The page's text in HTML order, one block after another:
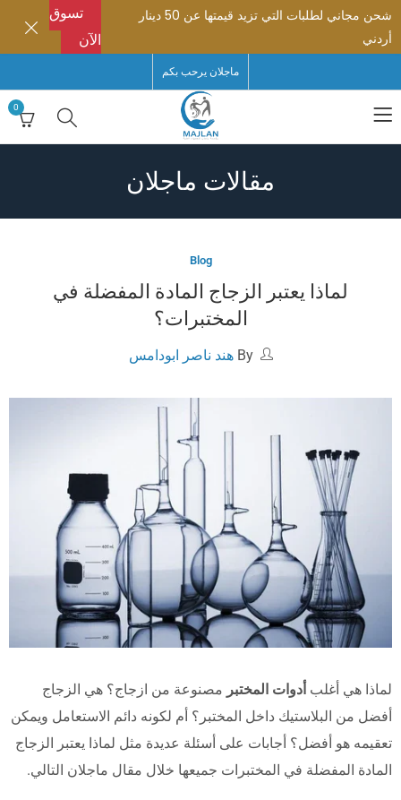
شحن مجاني لطلبات التي تزيد قيمتها عن 50 دينار
أردني
تسوق
الآن
ماجلان يرحب بكم
0
مقالات ماجلان
Blog
لماذا يعتبر الزجاج المادة المفضلة في
المختبرات؟
By هند ناصر ابودامس
لماذا هي أغلب أدوات المختبر مصنوعة من ازجاج؟ هي الزجاج
أفضل من البلاستيك داخل المختبر؟ أم لكونه دائم الاستعامل ويمكن
تعقيمه هو أفضل؟ أجابات على أسئلة عديدة مثل لماذا يعتبر الزجاج
المادة المفضلة في المختبرات جميعها خلال مقال ماجلان التالي.